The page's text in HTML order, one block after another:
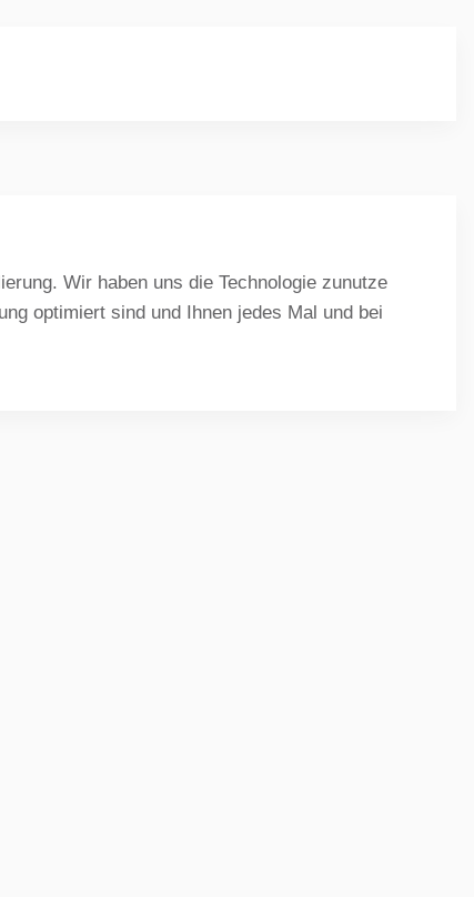
Wir haben uns die Technologie zunutze
optimiert sind und Ihnen jedes Mal und bei